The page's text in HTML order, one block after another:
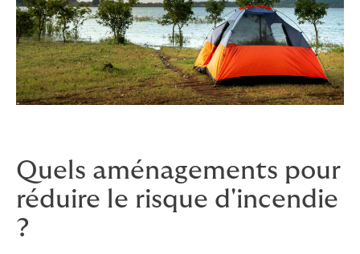
Quels aménagements pour
réduire le risque d'incendie
?